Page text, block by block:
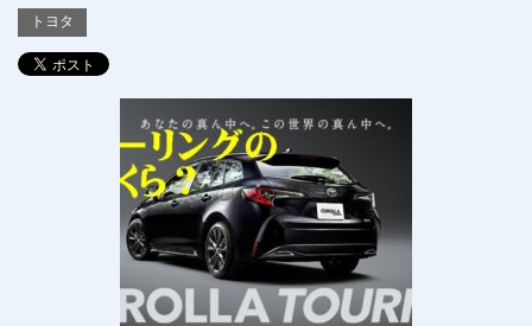
トヨタ